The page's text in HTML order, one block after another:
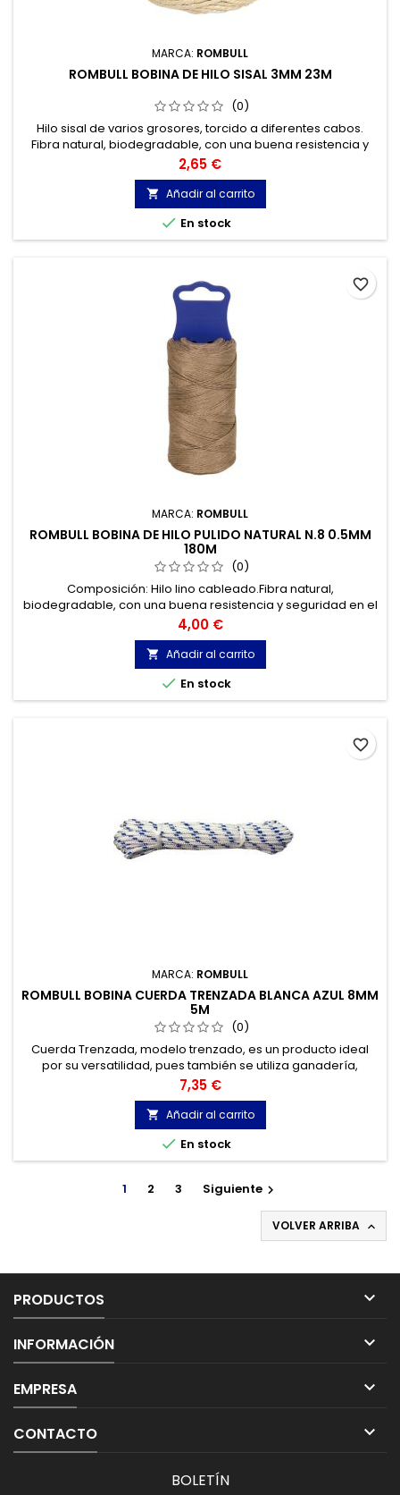
MARCA: ROMBULL
ROMBULL BOBINA DE HILO SISAL 3MM 23M
(0)
Hilo sisal de varios grosores, torcido a diferentes cabos.
Fibra natural, biodegradable, con una buena resistencia y
seguridad en el nudo, no posee elasticidad. Aplicaciones:
Paquetería en general, industria, comercio, agricultura,
jardinería, artesanía,
Precio
2,65 €
 Añadir al carrito
 En stock
MARCA: ROMBULL
ROMBULL BOBINA DE HILO PULIDO NATURAL N.8 0.5MM
180M
(0)
Composición: Hilo lino cableado.Fibra natural,
biodegradable, con una buena resistencia y seguridad en el
nudo, fibra mas suave que el sisal. Aplicaciones: Etiquetas,
bricolaje, industria alimentacion, industria, comercios,
juguetes, textil...
Precio
4,00 €
 Añadir al carrito
 En stock
favorite_border
MARCA: ROMBULL
ROMBULL BOBINA CUERDA TRENZADA BLANCA AZUL 8MM
5M
(0)
Cuerda Trenzada, modelo trenzado, es un producto ideal
por su versatilidad, pues también se utiliza ganadería,
porque el sudor de los animales no afecta su resistencia.
Precio
7,35 €
 Añadir al carrito
 En stock
favorite_border
1 2 3 Siguiente
VOLVER ARRIBA 
PRODUCTOS 
INFORMACIÓN 
EMPRESA 
CONTACTO 
BOLETÍN